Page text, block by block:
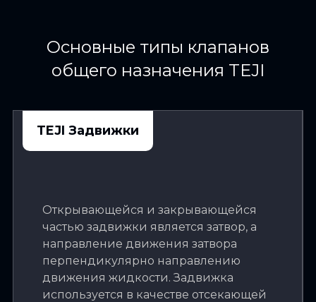
Основные типы клапанов
общего назначения TEJI
TEJI Задвижки
Открывающейся и закрывающейся
частью задвижки является затвор, а
направление движения затвора
перпендикулярно направлению
движения жидкости. Задвижка
используется в качестве отсекающей